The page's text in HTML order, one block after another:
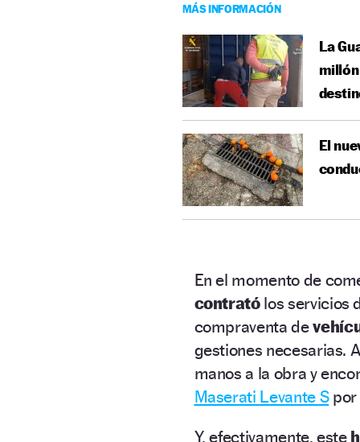
MÁS INFORMACIÓN
La
El
En el momento de
contratólos servicios
compraventa de
gestiones necesarias.
manos a la obra y
Maserati Levante Spor
Y, efectivamente, este